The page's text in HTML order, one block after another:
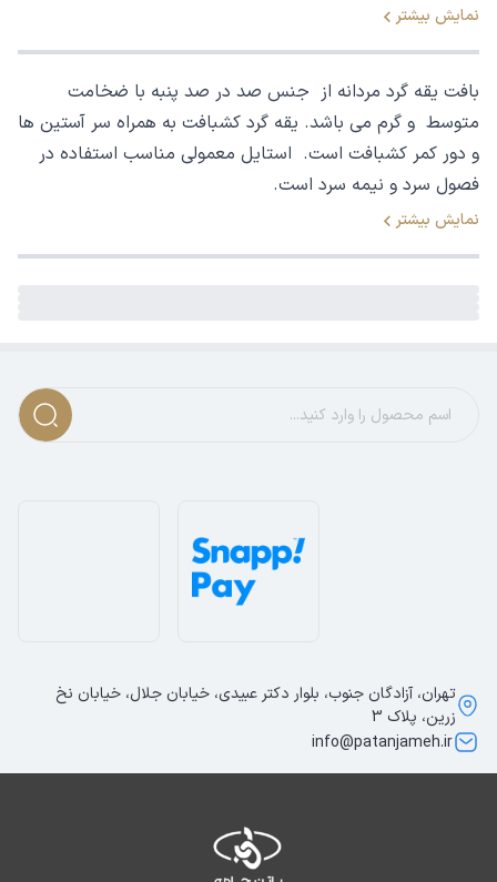
نمایش بیشتر
بافت یقه گرد مردانه از جنس صد در صد پنبه با ضخامت
متوسط و گرم می باشد. یقه گرد کشبافت به همراه سر آستین ها
و دور کمر کشبافت است. استایل معمولی مناسب استفاده در
فصول سرد و نیمه سرد است.
نمایش بیشتر
تهران، آزادگان جنوب، بلوار دکتر عبیدی، خیابان جلال، خیابان نخ
زرین، پلاک 3
info@patanjameh.ir